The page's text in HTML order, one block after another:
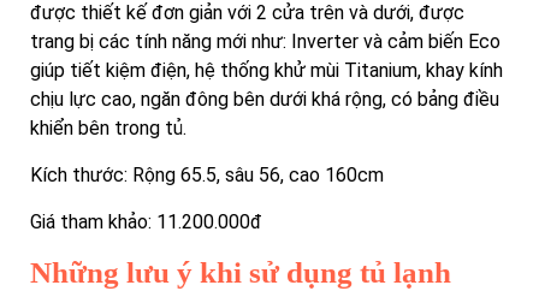
được thiết kế đơn giản với 2 cửa trên và dưới, được
trang bị các tính năng mới như: Inverter và cảm biến Eco
giúp tiết kiệm điện, hệ thống khử mùi Titanium, khay kính
chịu lực cao, ngăn đông bên dưới khá rộng, có bảng điều
khiển bên trong tủ.
Kích thước: Rộng 65.5, sâu 56, cao 160cm
Giá tham khảo: 11.200.000đ
Những lưu ý khi sử dụng tủ lạnh